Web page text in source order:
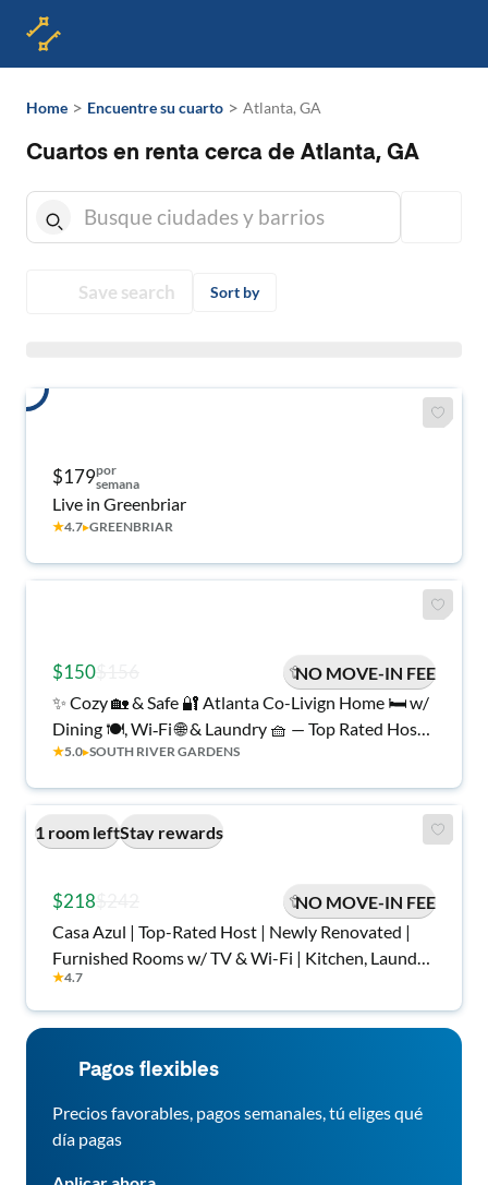
Home > Encuentre su cuarto > Atlanta, GA
Cuartos en renta cerca de Atlanta, GA
Save search Sort by
$179por
semana
Live in Greenbriar
★4.7▸GREENBRIAR
$150
NO MOVE-IN FEE
✨ Cozy 🏡 & Safe 🔐 Atlanta Co-Livign Home 🛏️ w/
Dining 🍽️, Wi‑Fi 🌐 & Laundry 🧺 — Top Rated Host
💯🔥
★5.0▸SOUTH RIVER GARDENS
1 room leftStay rewards
$218
NO MOVE-IN FEE
Casa Azul | Top-Rated Host | Newly Renovated |
Furnished Rooms w/ TV & Wi-Fi | Kitchen, Laundry
& Parking | Safe, Quiet, Move-In Ready Spacious &
high-quality Mableton House with Backyard
★4.7
Pagos flexibles
Precios favorables, pagos semanales, tú eliges qué
día pagas